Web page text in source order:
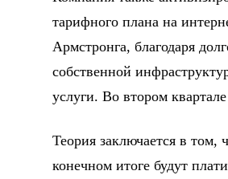
тарифного плана на
Армстронга, благодаря
собственной
услуги. Во втором
Теория заключается в том,
конечном итоге будут